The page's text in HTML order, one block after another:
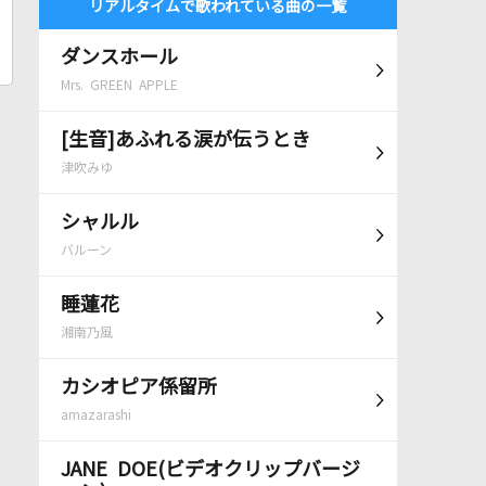
リアルタイムで歌われている曲の一覧
ダンスホール
Mrs. GREEN APPLE
[生音]あふれる涙が伝うとき
津吹みゆ
シャルル
バルーン
睡蓮花
湘南乃風
カシオピア係留所
amazarashi
JANE DOE(ビデオクリップバージ